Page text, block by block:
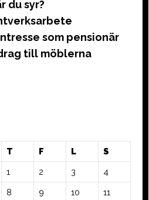
du syr?
som pensionär
till möblerna
T F L S
1 2 3 4
8 9 10 11